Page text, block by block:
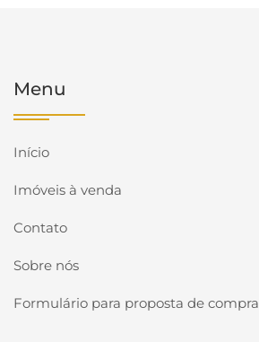
Menu
Início
Imóveis à venda
Contato
Sobre nós
Formulário para proposta de compra